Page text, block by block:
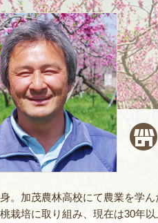
。加茂農林高校にて農業を学
栽培に取り組み、現在は30年